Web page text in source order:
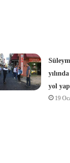
yol
19